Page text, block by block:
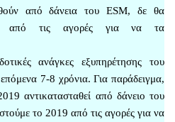
από δάνεια του ESM, δε θα
από τις αγορές για να τα
ανάγκες εξυπηρέτησης του
7-8 χρόνια. Για παράδειγμα,
αντικατασταθεί από δάνειο του
το 2019 από τις αγορές για να